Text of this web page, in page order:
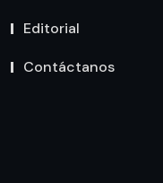
Editorial
Contáctanos